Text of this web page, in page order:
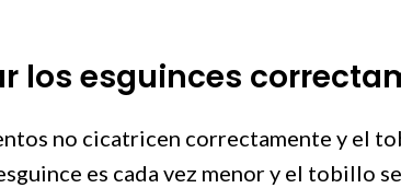
los esguinces
no cicatricen correctamente y el
es cada vez menor y el tobillo